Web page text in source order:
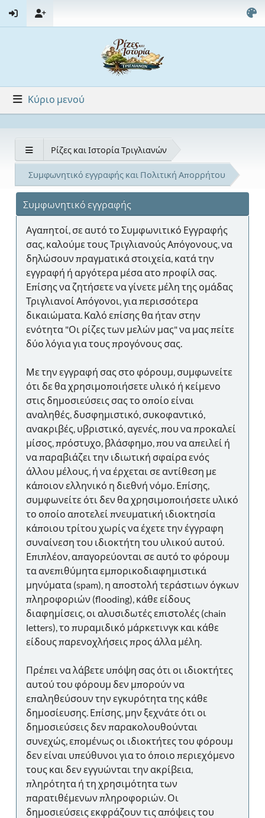
Κύριο μενού
Ρίζες και Ιστορία Τριγλιανών
Συμφωνητικό εγγραφής και Πολιτική Απορρήτου
Συμφωνητικό εγγραφής
Αγαπητοί, σε αυτό το Συμφωνιτικό Εγγραφής
σας, καλούμε τους Τριγλιανούς Απόγονους, να
δηλώσουν πραγματικά στοιχεία, κατά την
εγγραφή ή αργότερα μέσα ατο προφίλ σας.
Επίσης να ζητήσετε να γίνετε μέλη της ομάδας
Τριγλιανοί Απόγονοι, για περισσότερα
δικαιώματα. Καλό επίσης θα ήταν στην
ενότητα "Οι ρίζες των μελών μας" να μας πείτε
δύο λόγια για τους προγόνους σας.
Με την εγγραφή σας στο φόρουμ, συμφωνείτε
ότι δε θα χρησιμοποιήσετε υλικό ή κείμενο
στις δημοσιεύσεις σας το οποίο είναι
αναληθές, δυσφημιστικό, συκοφαντικό,
ανακριβές, υβριστικό, αγενές, που να προκαλεί
μίσος, πρόστυχο, βλάσφημο, που να απειλεί ή
να παραβιάζει την ιδιωτική σφαίρα ενός
άλλου μέλους, ή να έρχεται σε αντίθεση με
κάποιον ελληνικό η διεθνή νόμο. Επίσης,
συμφωνείτε ότι δεν θα χρησιμοποιήσετε υλικό
το οποίο αποτελεί πνευματική ιδιοκτησία
κάποιου τρίτου χωρίς να έχετε την έγγραφη
συναίνεση του ιδιοκτήτη του υλικού αυτού.
Επιπλέον, απαγορεύονται σε αυτό το φόρουμ
τα ανεπιθύμητα εμπορικοδιαφημιστικά
μηνύματα (spam), η αποστολή τεράστιων όγκων
πληροφοριών (flooding), κάθε είδους
διαφημίσεις, οι αλυσιδωτές επιστολές (chain
letters), το πυραμιδικό μάρκετινγκ και κάθε
είδους παρενοχλήσεις προς άλλα μέλη.
Πρέπει να λάβετε υπόψη σας ότι οι ιδιοκτήτες
αυτού του φόρουμ δεν μπορούν να
επαληθεύσουν την εγκυρότητα της κάθε
δημοσίευσης. Επίσης, μην ξεχνάτε ότι οι
δημοσιεύσεις δεν παρακολουθούνται
συνεχώς, επομένως οι ιδιοκτήτες του φόρουμ
δεν είναι υπεύθυνοι για το όποιο περιεχόμενο
τους και δεν εγγυώνται την ακρίβεια,
πληρότητα ή τη χρησιμότητα των
παρατιθέμενων πληροφοριών. Οι
δημοσιεύσεις εκφράζουν τις απόψεις του